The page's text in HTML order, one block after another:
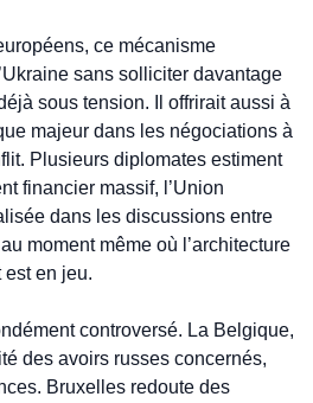
ce mécanisme
sans solliciter davantage
sous tension. Il offrirait aussi à
majeur dans les négociations à
Plusieurs diplomates estiment
financier massif, l’Union
dans les discussions entre
moment même où l’architecture
en jeu.
controversé. La Belgique,
des avoirs russes concernés,
Bruxelles redoute des